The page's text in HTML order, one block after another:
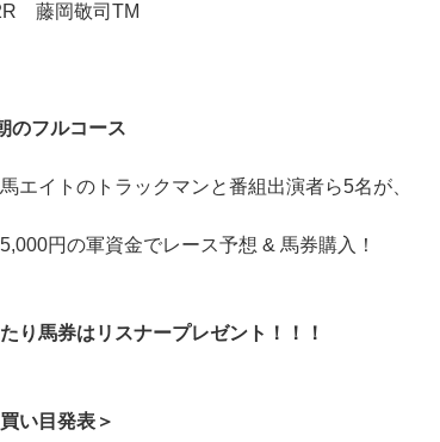
藤岡敬司TM
のフルコース
エイトのトラックマンと番組出演者ら5名が、
円の軍資金でレース予想 & 馬券購入！
り馬券はリスナープレゼント！！！
買い目発表＞